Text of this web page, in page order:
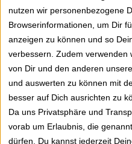
nutzen wir personenbezogene
Browserinformationen, um Dir
anzeigen zu können und so
verbessern. Zudem verwenden
von Dir und den anderen
und auswerten zu können mit
besser auf Dich ausrichten zu
Da uns Privatsphäre und
vorab um Erlaubnis, die
dürfen. Du kannst jederzeit